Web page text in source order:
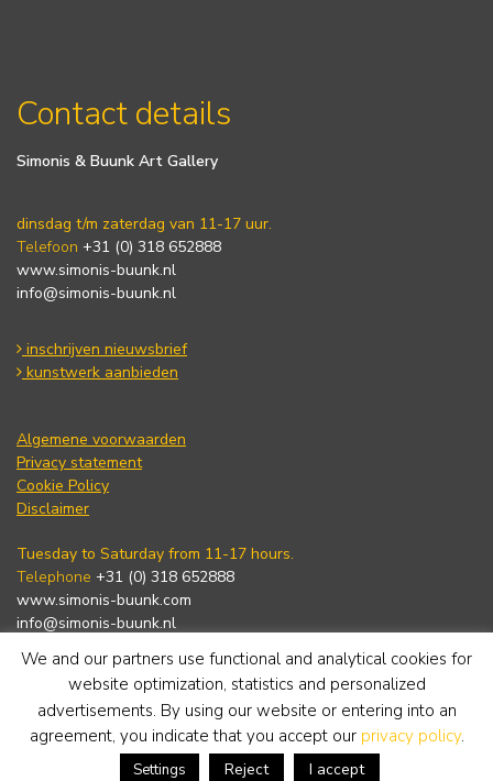
Contact details
Simonis & Buunk Art Gallery
dinsdag t/m zaterdag van 11-17 uur.
Telefoon +31 (0) 318 652888
www.simonis-buunk.nl
info@simonis-buunk.nl
inschrijven nieuwsbrief
kunstwerk aanbieden
Algemene voorwaarden
Privacy statement
Cookie Policy
Disclaimer
Tuesday to Saturday from 11-17 hours.
Telephone +31 (0) 318 652888
www.simonis-buunk.com
info@simonis-buunk.nl
subscribe to newsletter
We and our partners use functional and analytical cookies for
website optimization, statistics and personalized
advertisements. By using our website or entering into an
agreement, you indicate that you accept our privacy policy.
Settings Reject I accept